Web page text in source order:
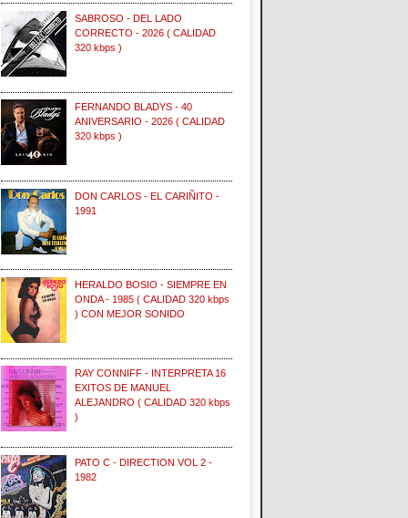
SABROSO - DEL LADO
CORRECTO - 2026 ( CALIDAD
320 kbps )
FERNANDO BLADYS - 40
ANIVERSARIO - 2026 ( CALIDAD
320 kbps )
DON CARLOS - EL CARIÑITO -
1991
HERALDO BOSIO - SIEMPRE EN
ONDA - 1985 ( CALIDAD 320 kbps
) CON MEJOR SONIDO
RAY CONNIFF - INTERPRETA 16
EXITOS DE MANUEL
ALEJANDRO ( CALIDAD 320 kbps
)
PATO C - DIRECTION VOL 2 -
1982